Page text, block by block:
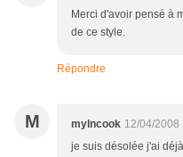
Merci d'avoir pensé à
de ce style.
Répondre
M mylncook 12/04/2008
je suis désolée j'ai